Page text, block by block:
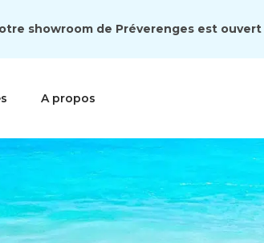
showroom de Préverenges est ouvert
A propos